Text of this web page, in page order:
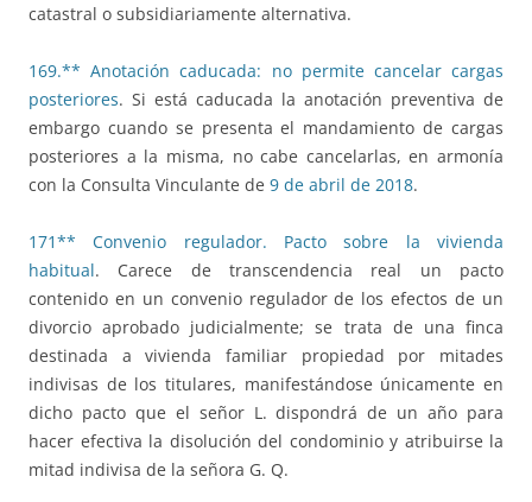
catastral o subsidiariamente alternativa.
169.** Anotación caducada: no permite cancelar cargas
posteriores. Si está caducada la anotación preventiva de
embargo cuando se presenta el mandamiento de cargas
posteriores a la misma, no cabe cancelarlas, en armonía
con la Consulta Vinculante de 9 de abril de 2018.
171** Convenio regulador. Pacto sobre la vivienda
habitual. Carece de transcendencia real un pacto
contenido en un convenio regulador de los efectos de un
divorcio aprobado judicialmente; se trata de una finca
destinada a vivienda familiar propiedad por mitades
indivisas de los titulares, manifestándose únicamente en
dicho pacto que el señor L. dispondrá de un año para
hacer efectiva la disolución del condominio y atribuirse la
mitad indivisa de la señora G. Q.